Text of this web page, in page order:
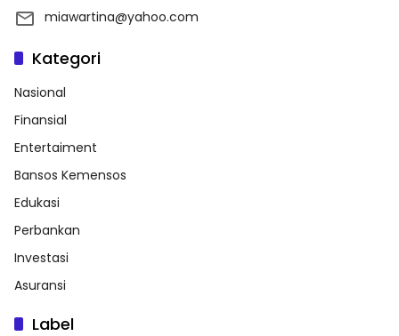
miawartina@yahoo.com
Kategori
Nasional
Finansial
Entertaiment
Bansos Kemensos
Edukasi
Perbankan
Investasi
Asuransi
Label